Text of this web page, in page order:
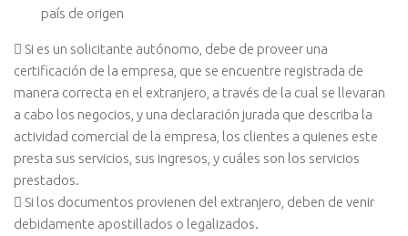
país de origen
 Si es un solicitante autónomo, debe de proveer una
certificación de la empresa, que se encuentre registrada de
manera correcta en el extranjero, a través de la cual se llevaran
a cabo los negocios, y una declaración jurada que describa la
actividad comercial de la empresa, los clientes a quienes este
presta sus servicios, sus ingresos, y cuáles son los servicios
prestados.
 Si los documentos provienen del extranjero, deben de venir
debidamente apostillados o legalizados.